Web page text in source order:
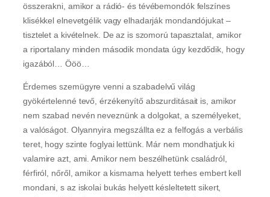
összerakni, amikor a rádió- és tévébemondók felszínes
klisékkel elnevetgélik vagy elhadarják mondandójukat –
tisztelet a kivételnek. De az is szomorú tapasztalat, amikor
a riportalany minden második mondata úgy kezdődik, hogy
igazából… Ööö…
Érdemes szemügyre venni a szabadelvű világ
gyökértelenné tevő, érzékenyítő abszurditásait is, amikor
nem szabad nevén neveznünk a dolgokat, a személyeket,
a valóságot. Olyannyira megszállta ez a felfogás a verbális
teret, hogy szinte foglyai lettünk. Már nem mondhatjuk ki
valamire azt, ami. Amikor nem beszélhetünk családról,
férfiról, nőről, amikor a kismama helyett terhes embert kell
mondani, s az iskolai bukás helyett késleltetett sikert,